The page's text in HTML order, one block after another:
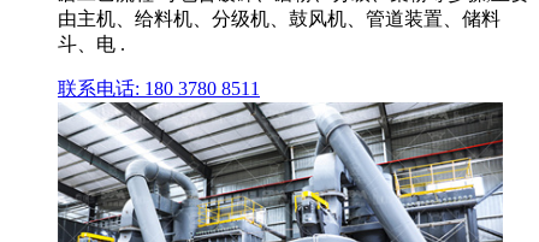
由主机、给料机、分级机、鼓风机、管道装置、储料
斗、电 .
联系电话: 180 3780 8511